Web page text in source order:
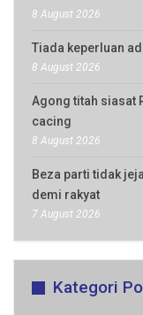
8 August 2026
Tiada keperluan
8 August 2026
Agong titah siasat
cacing
8 August 2026
Beza parti tidak
demi rakyat
7 August 2026
Kategori